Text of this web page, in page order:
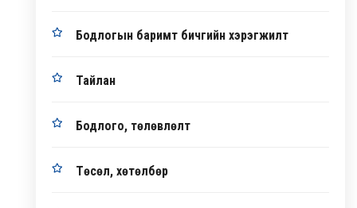
Бодлогын баримт бичгийн хэрэгжилт
Тайлан
Бодлого, төлөвлөлт
Төсөл, хөтөлбөр